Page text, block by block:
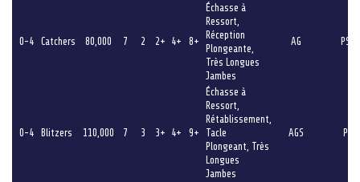
0-4 Catchers 80,000 7 2 2+ 4+ 8+
Échasse à
Ressort,
Réception
Plongeante,
Très Longues
Jambes
AG PS
0-4 Blitzers 110,000 7 3 3+ 4+ 9+
Échasse à
Ressort,
Rétablissement,
Tacle
Plongeant, Très
Longues
Jambes
AGS P